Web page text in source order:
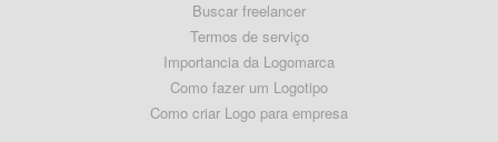
Buscar freelancer
Termos de serviço
Importancia da Logomarca
Como fazer um Logotipo
Como criar Logo para empresa